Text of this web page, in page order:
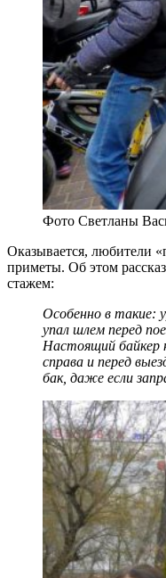
Фото Светланы
Оказывается, любители
приметы. Об этом
стажем:
Особенно в такие:
упал шлем перед
Настоящий байкер
справа и перед
бак, даже если